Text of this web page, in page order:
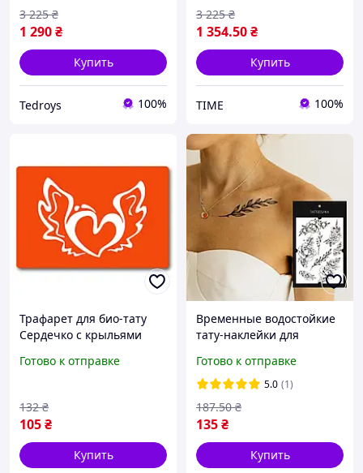
1 290₴
3 225 ₴
Купить
Tedroys 100%
1 354.50₴
3 225 ₴
Купить
TIME 100%
Трафарет для био-тату
Сердечко с крыльями
15х20 см buzyna
Готово к отправке
105₴
132 ₴
Купить
Временные водостойкие
тату-наклейки для
тело TATTOOSHKA "Пионы
с веточками"
Готово к отправке
5.0 (1)
135₴
187.50 ₴
Купить